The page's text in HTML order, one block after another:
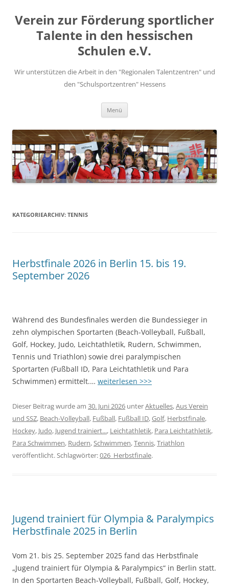
springen
Verein zur Förderung sportlicher
Talente in den hessischen
Schulen e.V.
Wir unterstützen die Arbeit in den "Regionalen Talentzentren" und
den "Schulsportzentren" Hessens
Menü
KATEGORIEARCHIV: TENNIS
Herbstfinale 2026 in Berlin 15. bis 19.
September 2026
Während des Bundesfinales werden die Bundessieger in
zehn olympischen Sportarten (Beach-Volleyball, Fußball,
Golf, Hockey, Judo, Leichtathletik, Rudern, Schwimmen,
Tennis und Triathlon) sowie drei paralympischen
Sportarten (Fußball ID, Para Leichtathletik und Para
Schwimmen) ermittelt.… weiterlesen >>>
Dieser Beitrag wurde am 30. Juni 2026 unterAktuelles,Aus Verein
und SSZ, Beach-Volleyball, Fußball, Fußball ID,Golf, Herbstfinale,
Hockey, Judo, Jugend trainiert..., Leichtathletik, Para Leichtathletik,
Para Schwimmen, Rudern,Schwimmen,Tennis,Triathlon
veröffentlicht. Schlagwörter:026_Herbstfinale.
Jugend trainiert für Olympia & Paralympics
Herbstfinale 2025 in Berlin
Vom 21. bis 25. September 2025 fand das Herbstfinale
„Jugend trainiert für Olympia & Paralympics“ in Berlin statt.
In den Sportarten Beach-Volleyball, Fußball, Golf, Hockey,